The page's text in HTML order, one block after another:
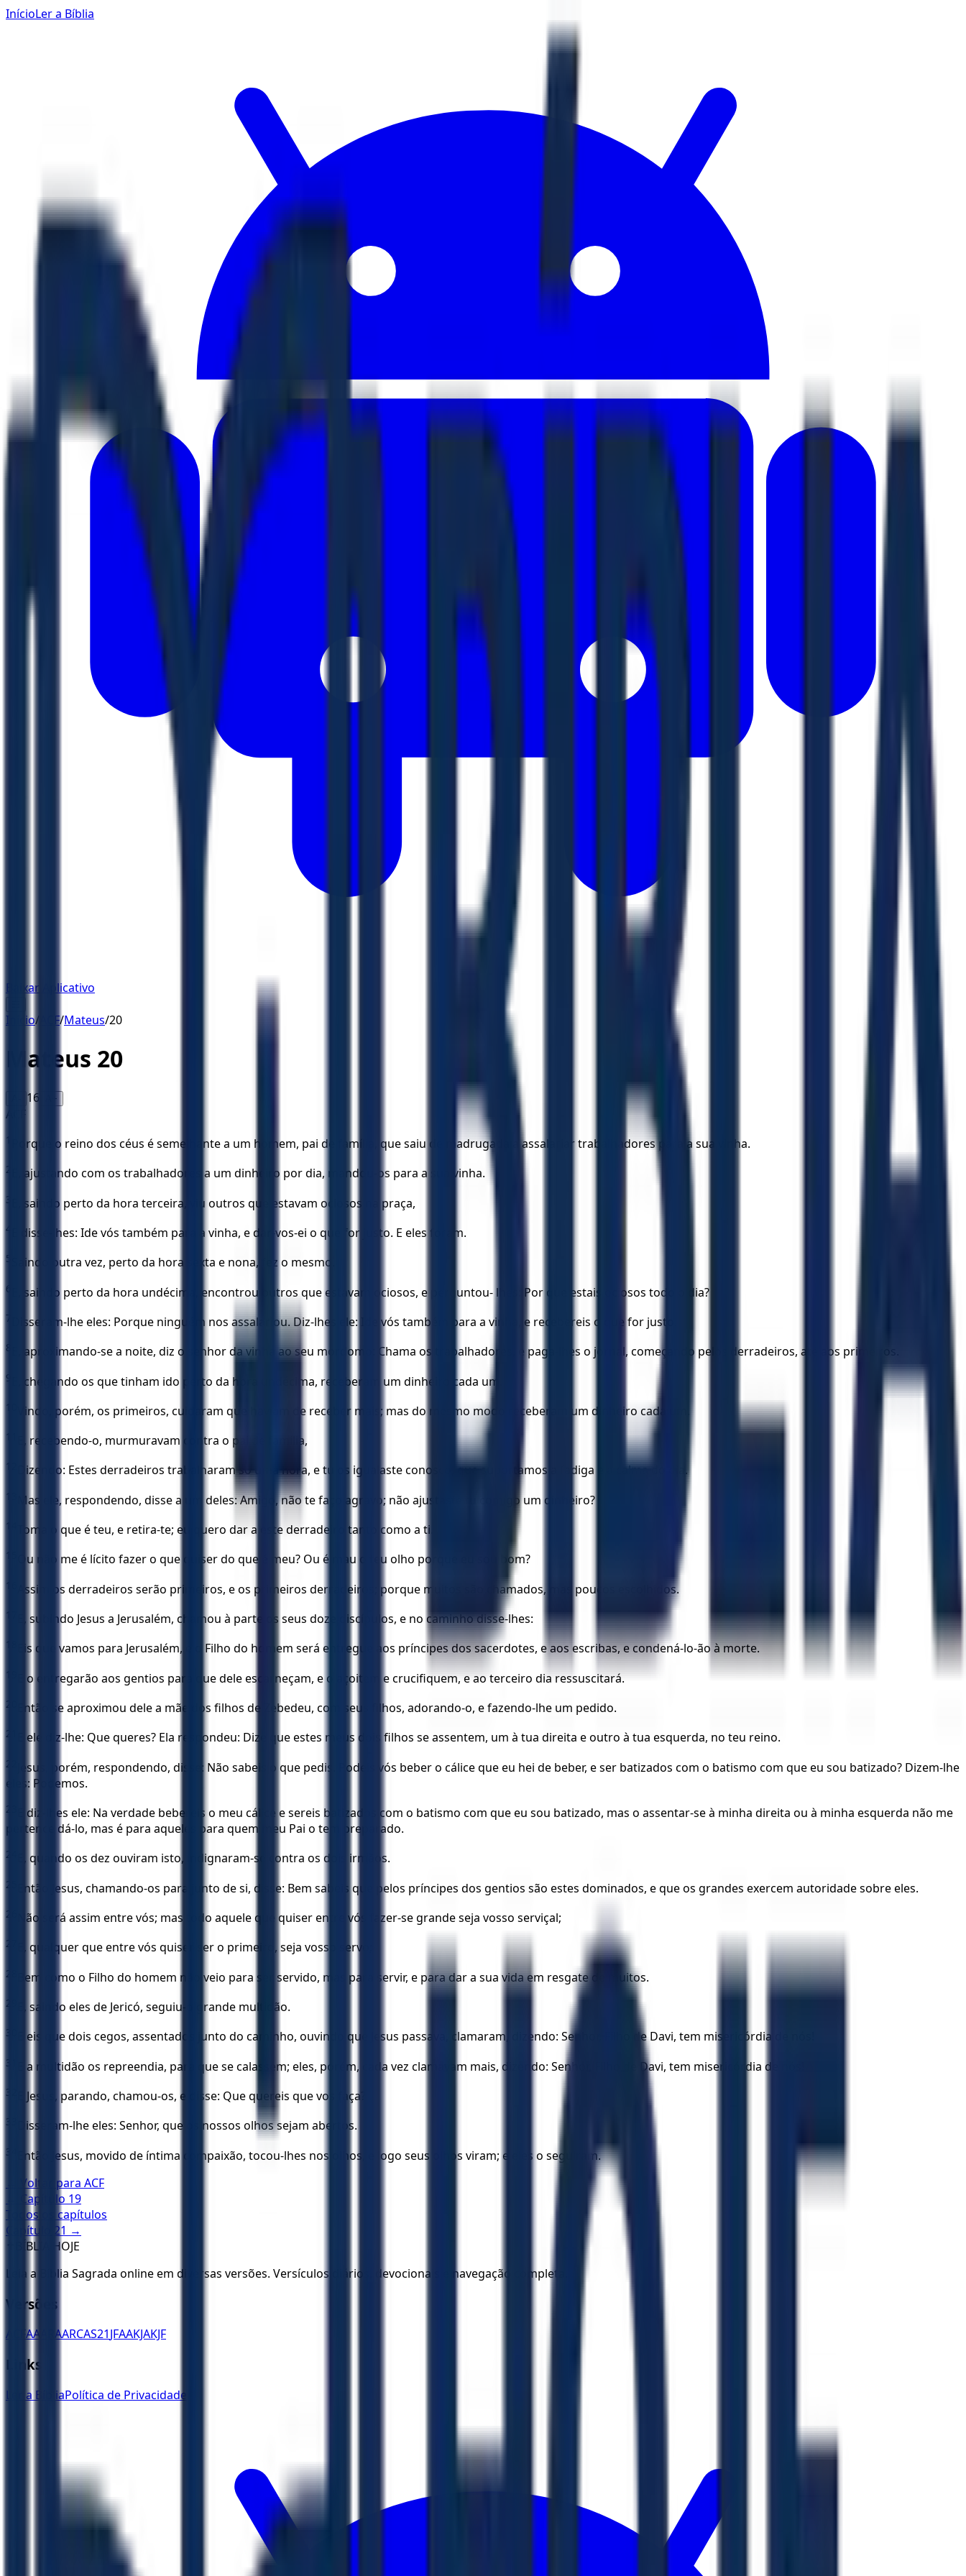
InícioLer a Bíblia
Baixar Aplicativo
Início/ ACF/Mateus/20
Mateus 20
16 A+
ACF
1 Porque o reino dos céus é semelhante a um homem, pai de família, que saiu de madrugada a assalariar trabalhadores para a sua vinha.
2 E, ajustando com os trabalhadores a um dinheiro por dia, mandou-os para a sua vinha.
3 E, saindo perto da hora terceira, viu outros que estavam ociosos na praça,
4 E disse-lhes: Ide vós também para a vinha, e dar-vos-ei o que for justo. E eles foram.
5 Saindo outra vez, perto da hora sexta e nona, fez o mesmo.
6 E, saindo perto da hora undécima, encontrou outros que estavam ociosos, e perguntou- lhes: Por que estais ociosos todo o dia?
7 Disseram-lhe eles: Porque ninguém nos assalariou. Diz-lhes ele: Ide vós também para a vinha, e recebereis o que for justo.
8 E, aproximando-se a noite, diz o senhor da vinha ao seu mordomo: Chama os trabalhadores, e paga-lhes o jornal, começando pelos derradeiros, até aos primeiros.
9 E, chegando os que tinham ido perto da hora undécima, receberam um dinheiro cada um.
10 Vindo, porém, os primeiros, cuidaram que haviam de receber mais; mas do mesmo modo receberam um dinheiro cada um.
11 E, recebendo-o, murmuravam contra o pai de família,
12 Dizendo: Estes derradeiros trabalharam só uma hora, e tu os igualaste conosco, que suportamos a fadiga e a calma do dia.
13 Mas ele, respondendo, disse a um deles: Amigo, não te faço agravo; não ajustaste tu comigo um dinheiro?
14 Toma o que é teu, e retira-te; eu quero dar a este derradeiro tanto como a ti.
15 Ou não me é lícito fazer o que quiser do que é meu? Ou é mau o teu olho porque eu sou bom?
16 Assim os derradeiros serão primeiros, e os primeiros derradeiros; porque muitos são chamados, mas poucos escolhidos.
17 E, subindo Jesus a Jerusalém, chamou à parte os seus doze discípulos, e no caminho disse-lhes:
18 Eis que vamos para Jerusalém, e o Filho do homem será entregue aos príncipes dos sacerdotes, e aos escribas, e condená-lo-ão à morte.
19 E o entregarão aos gentios para que dele escarneçam, e o açoitem e crucifiquem, e ao terceiro dia ressuscitará.
20 Então se aproximou dele a mãe dos filhos de Zebedeu, com seus filhos, adorando-o, e fazendo-lhe um pedido.
21 E ele diz-lhe: Que queres? Ela respondeu: Dize que estes meus dois filhos se assentem, um à tua direita e outro à tua esquerda, no teu reino.
22
Jesus, porém, respondendo, disse: Não sabeis o que pedis. Podeis vós beber o cálice que eu hei de beber, e ser batizados com o batismo com que eu sou batizado? Dizem-lhe
eles: Podemos.
23
E diz-lhes ele: Na verdade bebereis o meu cálice e sereis batizados com o batismo com que eu sou batizado, mas o assentar-se à minha direita ou à minha esquerda não me
pertence dá-lo, mas é para aqueles para quem meu Pai o tem preparado.
24 E, quando os dez ouviram isto, indignaram-se contra os dois irmãos.
25 Então Jesus, chamando-os para junto de si, disse: Bem sabeis que pelos príncipes dos gentios são estes dominados, e que os grandes exercem autoridade sobre eles.
26 Não será assim entre vós; mas todo aquele que quiser entre vós fazer-se grande seja vosso serviçal;
27 E, qualquer que entre vós quiser ser o primeiro, seja vosso servo;
28 Bem como o Filho do homem não veio para ser servido, mas para servir, e para dar a sua vida em resgate de muitos.
29 E, saindo eles de Jericó, seguiu-o grande multidão.
30 E eis que dois cegos, assentados junto do caminho, ouvindo que Jesus passava, clamaram, dizendo: Senhor, Filho de Davi, tem misericórdia de nós!
31 E a multidão os repreendia, para que se calassem; eles, porém, cada vez clamavam mais, dizendo: Senhor, Filho de Davi, tem misericórdia de nós!
32 E Jesus, parando, chamou-os, e disse: Que quereis que vos faça?
33 Disseram-lhe eles: Senhor, que os nossos olhos sejam abertos.
34
Então Jesus, movido de íntima compaixão, tocou-lhes nos olhos, e logo seus olhos viram; e eles o seguiram.
← Voltar para ACF
← Capítulo 19
Todos os capítulos
Capítulo
21 →
BÍBLIA HOJE
Leia a Bíblia Sagrada online em diversas versões. Versículos diários, devocionais e navegação completa.
Versões
ACFAA ARAARCAS21JFAAKJAKJF
Links
Ler a BíbliaPolítica de Privacidade